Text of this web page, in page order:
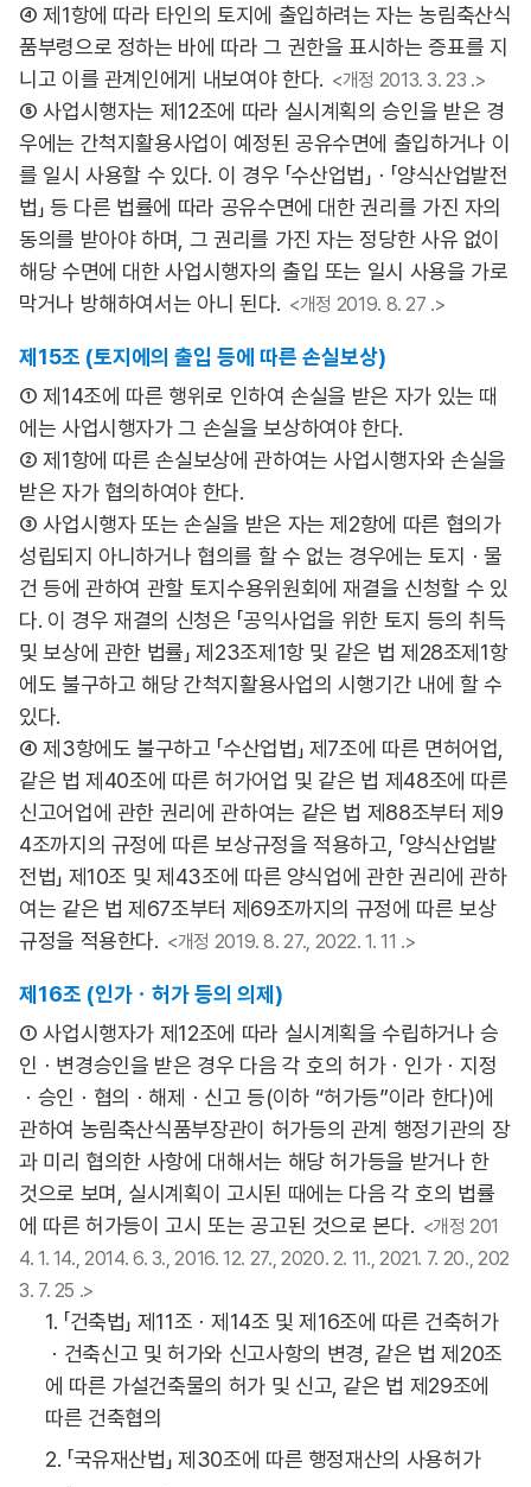
④ 제1항에 따라 타인의 토지에 출입하려는 자는 농림축산식
품부령으로 정하는 바에 따라 그 권한을 표시하는 증표를 지
니고 이를 관계인에게 내보여야 한다. <개정 2013. 3. 23 .>
⑤ 사업시행자는 제12조에 따라 실시계획의 승인을 받은 경
우에는 간척지활용사업이 예정된 공유수면에 출입하거나 이
를 일시 사용할 수 있다. 이 경우 「수산업법」ㆍ「양식산업발전
법」 등 다른 법률에 따라 공유수면에 대한 권리를 가진 자의
동의를 받아야 하며, 그 권리를 가진 자는 정당한 사유 없이
해당 수면에 대한 사업시행자의 출입 또는 일시 사용을 가로
막거나 방해하여서는 아니 된다. <개정 2019. 8. 27 .>
제15조 (토지에의 출입 등에 따른 손실보상)
① 제14조에 따른 행위로 인하여 손실을 받은 자가 있는 때
에는 사업시행자가 그 손실을 보상하여야 한다.
② 제1항에 따른 손실보상에 관하여는 사업시행자와 손실을
받은 자가 협의하여야 한다.
③ 사업시행자 또는 손실을 받은 자는 제2항에 따른 협의가
성립되지 아니하거나 협의를 할 수 없는 경우에는 토지ㆍ물
건 등에 관하여 관할 토지수용위원회에 재결을 신청할 수 있
다. 이 경우 재결의 신청은 「공익사업을 위한 토지 등의 취득
및 보상에 관한 법률」 제23조제1항 및 같은 법 제28조제1항
에도 불구하고 해당 간척지활용사업의 시행기간 내에 할 수
있다.
④ 제3항에도 불구하고 「수산업법」 제7조에 따른 면허어업,
같은 법 제40조에 따른 허가어업 및 같은 법 제48조에 따른
신고어업에 관한 권리에 관하여는 같은 법 제88조부터 제9
4조까지의 규정에 따른 보상규정을 적용하고, 「양식산업발
전법」 제10조 및 제43조에 따른 양식업에 관한 권리에 관하
여는 같은 법 제67조부터 제69조까지의 규정에 따른 보상
규정을 적용한다. <개정 2019. 8. 27., 2022. 1. 11 .>
제16조 (인가ㆍ허가 등의 의제)
① 사업시행자가 제12조에 따라 실시계획을 수립하거나 승
인ㆍ변경승인을 받은 경우 다음 각 호의 허가ㆍ인가ㆍ지정
ㆍ승인ㆍ협의ㆍ해제ㆍ신고 등(이하 “허가등”이라 한다)에
관하여 농림축산식품부장관이 허가등의 관계 행정기관의 장
과 미리 협의한 사항에 대해서는 해당 허가등을 받거나 한
것으로 보며, 실시계획이 고시된 때에는 다음 각 호의 법률
에 따른 허가등이 고시 또는 공고된 것으로 본다. <개정 201
4. 1. 14., 2014. 6. 3., 2016. 12. 27., 2020. 2. 11., 2021. 7. 20., 202
3. 7. 25 .>
1. 「건축법」 제11조ㆍ제14조 및 제16조에 따른 건축허가
ㆍ건축신고 및 허가와 신고사항의 변경, 같은 법 제20조
에 따른 가설건축물의 허가 및 신고, 같은 법 제29조에
따른 건축협의
2. 「국유재산법」 제30조에 따른 행정재산의 사용허가